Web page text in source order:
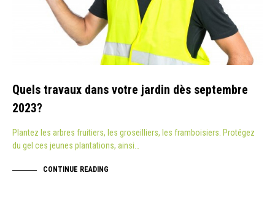
Quels travaux dans votre jardin dès septembre
2023?
Plantez les arbres fruitiers, les groseilliers, les framboisiers. Protégez
du gel ces jeunes plantations, ainsi…
CONTINUE READING